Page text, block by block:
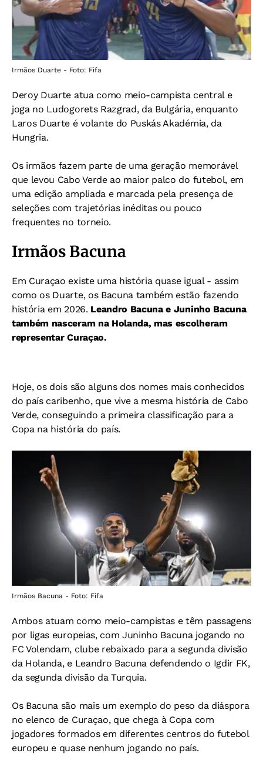
Irmãos Duarte - Foto: Fifa
Deroy Duarte atua como meio-campista central e
joga no Ludogorets Razgrad, da Bulgária, enquanto
Laros Duarte é volante do Puskás Akadémia, da
Hungria.
Os irmãos fazem parte de uma geração memorável
que levou Cabo Verde ao maior palco do futebol, em
uma edição ampliada e marcada pela presença de
seleções com trajetórias inéditas ou pouco
frequentes no torneio.
Irmãos Bacuna
Em Curaçao existe uma história quase igual - assim
como os Duarte, os Bacuna também estão fazendo
história em 2026. Leandro Bacuna e Juninho Bacuna
também nasceram na Holanda, mas escolheram
representar Curaçao.
Hoje, os dois são alguns dos nomes mais conhecidos
do país caribenho, que vive a mesma história de Cabo
Verde, conseguindo a primeira classificação para a
Copa na história do país.
Irmãos Bacuna - Foto: Fifa
Ambos atuam como meio-campistas e têm passagens
por ligas europeias, com Juninho Bacuna jogando no
FC Volendam, clube rebaixado para a segunda divisão
da Holanda, e Leandro Bacuna defendendo o Igdir FK,
da segunda divisão da Turquia.
Os Bacuna são mais um exemplo do peso da diáspora
no elenco de Curaçao, que chega à Copa com
jogadores formados em diferentes centros do futebol
europeu e quase nenhum jogando no país.